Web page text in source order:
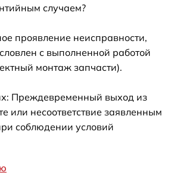
случаем?
проявление неисправности,
с выполненной работой
монтаж запчасти).
Преждевременный выход из
или несоответствие заявленным
соблюдении условий